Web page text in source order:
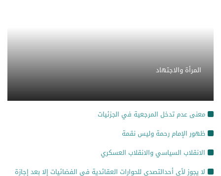
المرأة والاجتهاد
معنى عدم تدخل المرجعية في الجزئيات
ظهور الإمام رحمة وليس نقمة
الانقلاب السياسي والانقلاب العسكري
لا يجوز لأي أحدالتصدي للحوارات العقائدية في الفضائيات إلا بعد إجازة